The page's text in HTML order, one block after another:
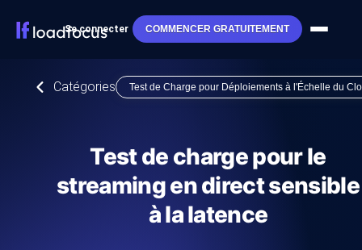
Se connecter COMMENCER GRATUITEMENT
Catégories Test de Charge pour Déploiements à l'Échelle du
Test de charge pour le
streaming en direct sensible
à la latence